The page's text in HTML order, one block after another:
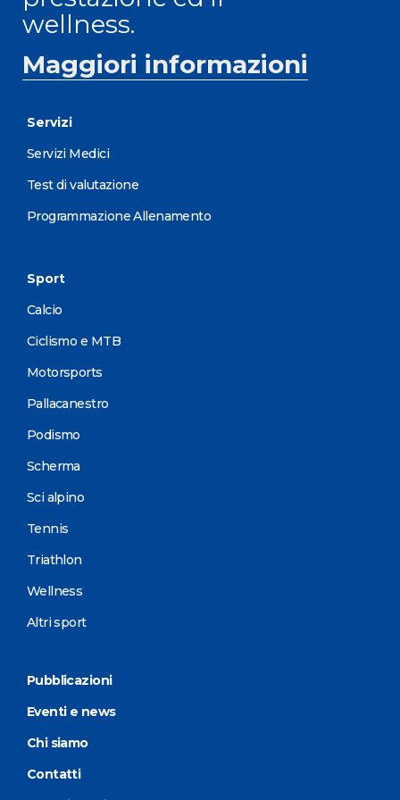
wellness.
Maggiori informazioni
Servizi
Servizi Medici
Test di valutazione
Programmazione Allenamento
Sport
Calcio
Ciclismo e MTB
Motorsports
Pallacanestro
Podismo
Scherma
Sci alpino
Tennis
Triathlon
Wellness
Altri sport
Pubblicazioni
Eventi e news
Chi siamo
Contatti